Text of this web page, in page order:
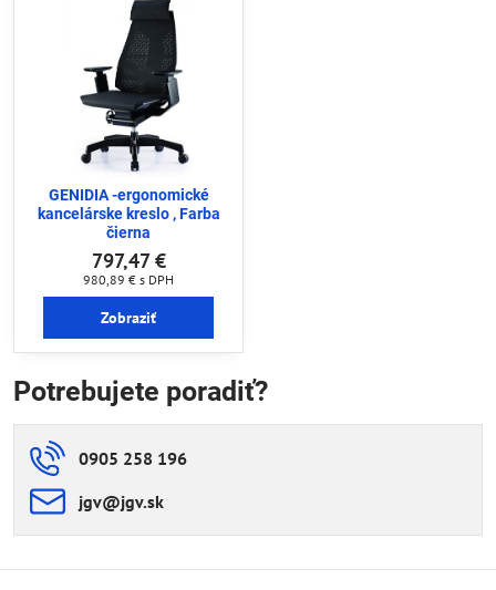
GENIDIA -ergonomické
kancelárske kreslo , Farba
čierna
797,47 €
980,89 € s DPH
Zobraziť
Potrebujete poradiť?
0905 258 196
jgv​@jgv​.sk